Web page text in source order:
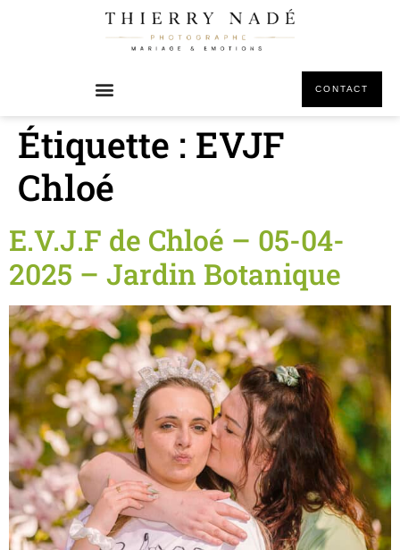
CONTACT
Étiquette : EVJF
Chloé
E.V.J.F de Chloé – 05-04-
2025 – Jardin Botanique